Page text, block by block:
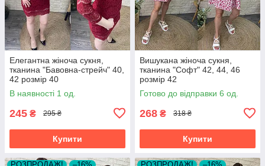
Елегантна жіноча сукня,
тканина "Бавовна-стрейч" 40,
42 розмір 40
В наявності 1 од.
245 ₴ 295 ₴
Купити
Вишукана жіноча сукня,
тканина "Софт" 42, 44, 46
розмір 42
Готово до відправки 6 од.
268 ₴ 318 ₴
Купити